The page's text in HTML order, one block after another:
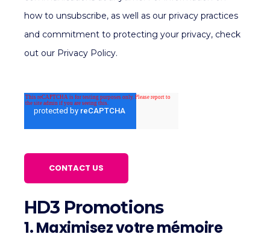
how to unsubscribe, as well as our privacy practices
and commitment to protecting your privacy, check
out our Privacy Policy.
HD3 Promotions
1. Maximisez votre mémoire